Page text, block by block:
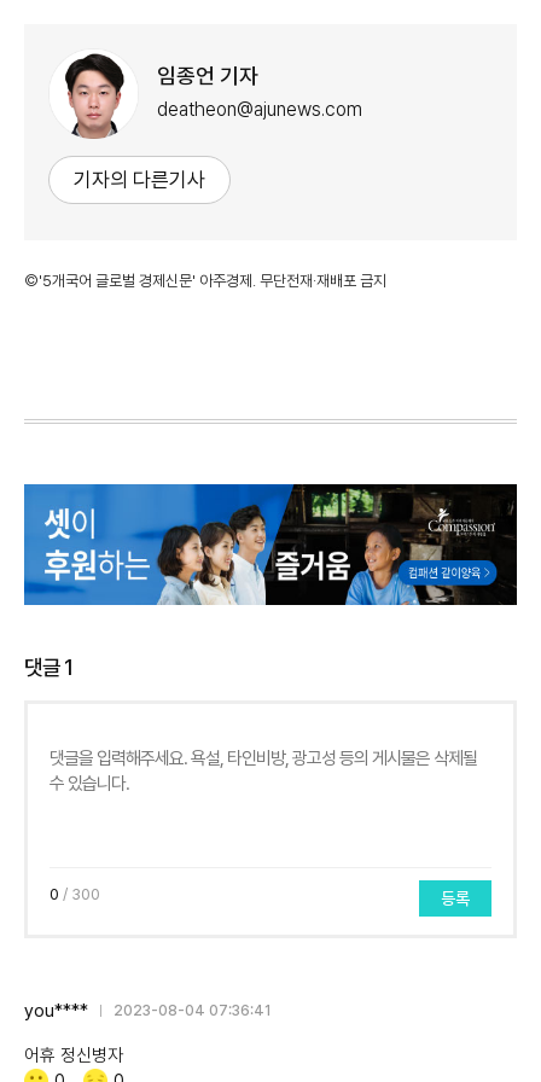
임종언 기자
deatheon@ajunews.com
기자의 다른기사
©'5개국어 글로벌 경제신문' 아주경제. 무단전재·재배포 금지
댓글1
0 / 300 등록
you**** 2023-08-04 07:36:41
어휴 정신병자